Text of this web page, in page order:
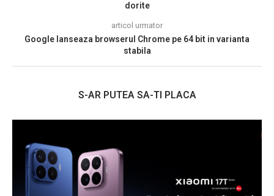
dorite
articol urmator
Google lanseaza browserul Chrome pe 64 bit in varianta
stabila
S-AR PUTEA SA-TI PLACA